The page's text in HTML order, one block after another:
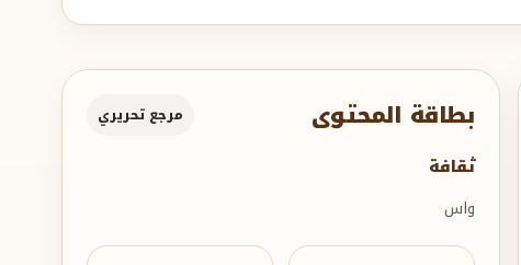
بطاقة المحتوى مرجع تحريري
ثقافة
واس